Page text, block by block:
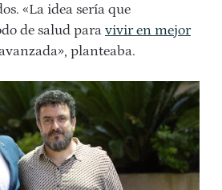
«La idea sería que
de salud para vivir en mejor
planteaba.